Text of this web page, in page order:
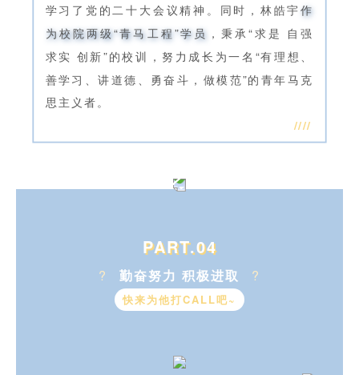
学习了党的二十大会议精神。同时，林皓宇作
为校院两级“青马工程”学员 ，秉承“求是 自强
求实 创新”的校训，努力成长为一名“有理想、
善学习、讲道德、勇奋斗，做模范”的青年马克
思主义者。
////
PART.04
? 勤奋努力 积极进取 ?
快来为他打CALL吧~